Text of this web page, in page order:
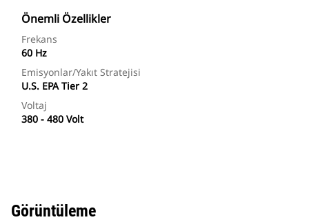
Önemli Özellikler
Frekans
60 Hz
Emisyonlar/Yakıt Stratejisi
U.S. EPA Tier 2
Voltaj
380 - 480 Volt
Görüntüleme